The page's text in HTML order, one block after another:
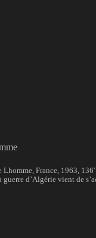
France, 1963,
d’Algérie vient de